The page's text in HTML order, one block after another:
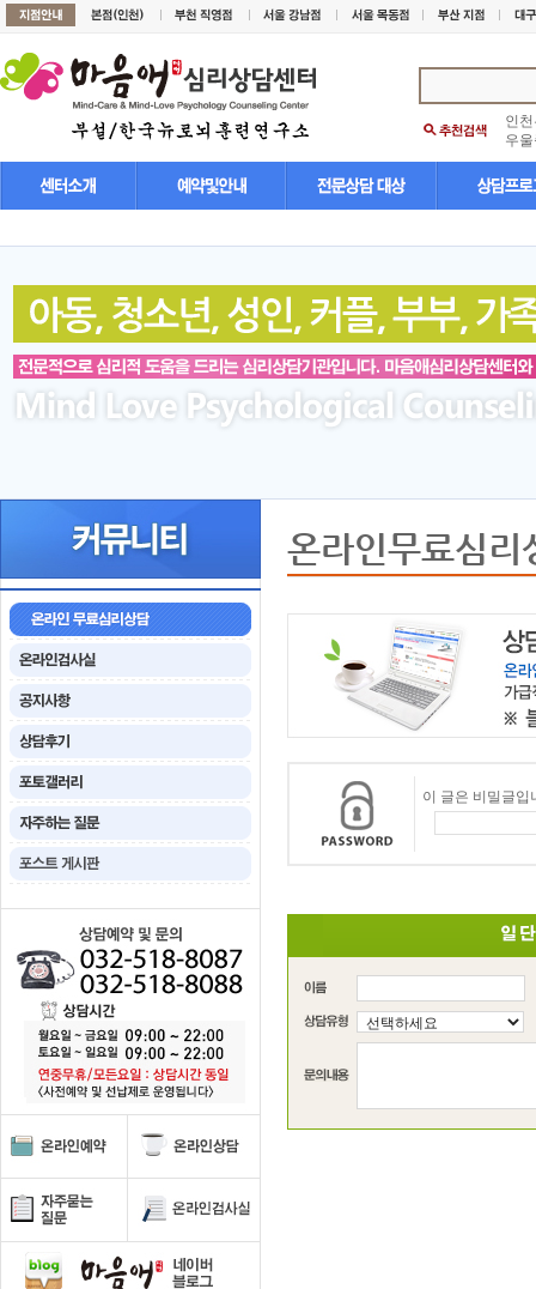
인
우
온라인무료심리
이 글은 비밀글입